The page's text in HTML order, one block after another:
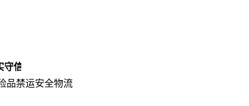
全放心！
品禁运安全物流